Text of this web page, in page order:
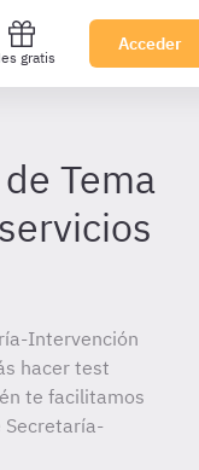
gratis
Acceder
Tema
Intervención
hacer test
te facilitamos
Secretaría-